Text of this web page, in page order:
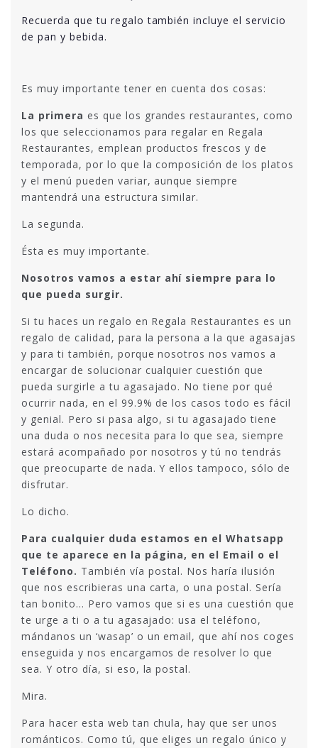
Recuerda que tu regalo también incluye el servicio
de pan y bebida.
Es muy importante tener en cuenta dos cosas:
La primera es que los grandes restaurantes, como
los que seleccionamos para regalar en Regala
Restaurantes, emplean productos frescos y de
temporada, por lo que la composición de los platos
y el menú pueden variar, aunque siempre
mantendrá una estructura similar.
La segunda.
Ésta es muy importante.
Nosotros vamos a estar ahí siempre para lo
que pueda surgir.
Si tu haces un regalo en Regala Restaurantes es un
regalo de calidad, para la persona a la que agasajas
y para ti también, porque nosotros nos vamos a
encargar de solucionar cualquier cuestión que
pueda surgirle a tu agasajado. No tiene por qué
ocurrir nada, en el 99.9% de los casos todo es fácil
y genial. Pero si pasa algo, si tu agasajado tiene
una duda o nos necesita para lo que sea, siempre
estará acompañado por nosotros y tú no tendrás
que preocuparte de nada. Y ellos tampoco, sólo de
disfrutar.
Lo dicho.
Para cualquier duda estamos en el Whatsapp
que te aparece en la página, en el Email o el
Teléfono. También vía postal. Nos haría ilusión
que nos escribieras una carta, o una postal. Sería
tan bonito… Pero vamos que si es una cuestión que
te urge a ti o a tu agasajado: usa el teléfono,
mándanos un ‘wasap’ o un email, que ahí nos coges
enseguida y nos encargamos de resolver lo que
sea. Y otro día, si eso, la postal.
Mira.
Para hacer esta web tan chula, hay que ser unos
románticos. Como tú, que eliges un regalo único y